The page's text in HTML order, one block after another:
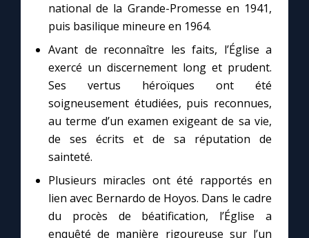
national de la Grande-Promesse en 1941,
puis basilique mineure en 1964.
Avant de reconnaître les faits, l’Église a
exercé un discernement long et prudent.
Ses vertus héroïques ont été
soigneusement étudiées, puis reconnues,
au terme d’un examen exigeant de sa vie,
de ses écrits et de sa réputation de
sainteté.
Plusieurs miracles ont été rapportés en
lien avec Bernardo de Hoyos. Dans le cadre
du procès de béatification, l’Église a
enquêté de manière rigoureuse sur l’un